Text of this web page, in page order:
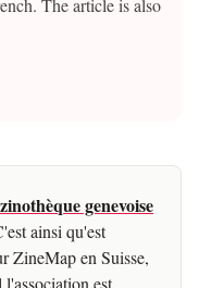
The article is also
genevoise
ainsi qu'est
ZineMap en Suisse,
est